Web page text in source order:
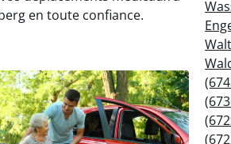
en toute confiance.